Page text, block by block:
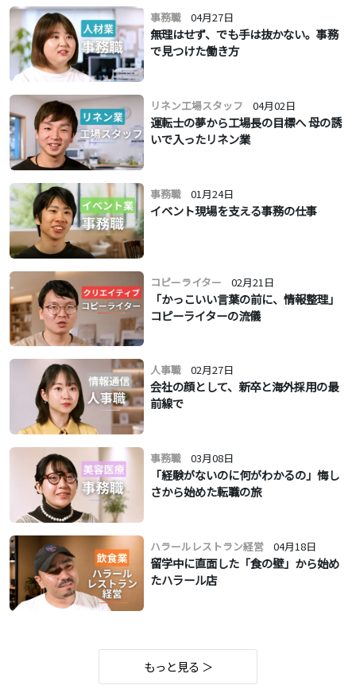
事務職 04月27日
無理はせず、でも手は抜かない。事務
で見つけた働き方
リネン工場スタッフ 04月02日
運転士の夢から工場長の目標へ 母の誘
いで入ったリネン業
事務職 01月24日
イベント現場を支える事務の仕事
コピーライター 02月21日
「かっこいい言葉の前に、情報整理」
コピーライターの流儀
人事職 02月27日
会社の顔として、新卒と海外採用の最
前線で
事務職 03月08日
「経験がないのに何がわかるの」悔し
さから始めた転職の旅
ハラールレストラン経営 04月18日
留学中に直面した「食の壁」から始め
たハラール店
もっと見る ＞